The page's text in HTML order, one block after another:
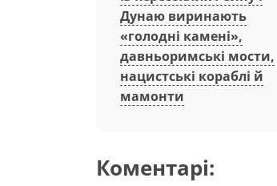
Дунаю виринають
«голодні камені»,
давньоримські мости,
нацистські кораблі й
мамонти
Коментарі: